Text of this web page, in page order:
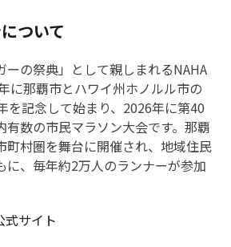
ついて
ーの祭典」として親しまれるNAHA
に那覇市とハワイ州ホノルル市の
を記念して始まり、2026年に第40
有数の市民マラソン大会です。那覇
町村圏を舞台に開催され、地域住民
に、毎年約2万人のランナーが参加
式サイト